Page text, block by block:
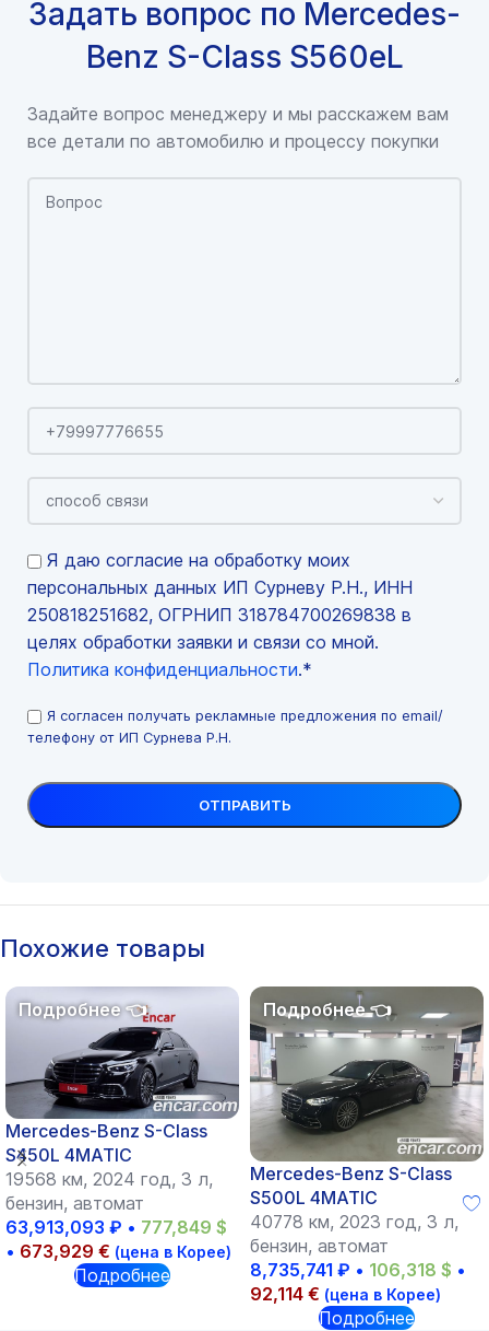
Задать вопрос по Mercedes-
Benz S-Class S560eL
Задайте вопрос менеджеру и мы расскажем вам
все детали по автомобилю и процессу покупки
Я даю согласие на обработку моих
персональных данных ИП Сурневу Р.Н., ИНН
250818251682, ОГРНИП 318784700269838 в
целях обработки заявки и связи со мной.
Политика конфиденциальности.*
Я согласен получать рекламные предложения по email/
телефону от ИП Сурнева Р.Н.
Похожие товары
Mercedes-Benz S-Class
S450L 4MATIC
19568 км, 2024 год, 3 л,
бензин, автомат
63,913,093 ₽ • 777,849 $
• 673,929 € (цена в Корее)
Подробнее
Mercedes-Benz S-Class
S500L 4MATIC
40778 км, 2023 год, 3 л,
бензин, автомат
8,735,741 ₽ • 106,318 $ •
92,114 € (цена в Корее)
Подробнее